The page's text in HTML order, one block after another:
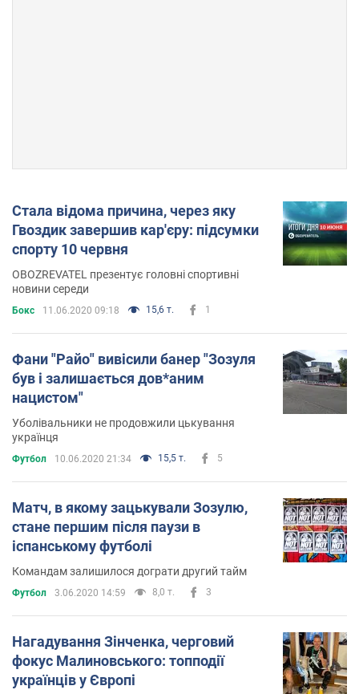
Стала відома причина, через яку
Гвоздик завершив кар'єру: підсумки
спорту 10 червня
OBOZREVATEL презентує головні спортивні
новини середи
Бокс 11.06.2020 09:18 15,6 т. 1
Фани "Райо" вивісили банер "Зозуля
був і залишається дов*аним
нацистом"
Уболівальники не продовжили цькування
українця
Футбол 10.06.2020 21:34 15,5 т. 5
Матч, в якому зацькували Зозулю,
стане першим після паузи в
іспанському футболі
Командам залишилося дограти другий тайм
Футбол 3.06.2020 14:59 8,0 т. 3
Нагадування Зінченка, черговий
фокус Малиновського: топподії
українців у Європі